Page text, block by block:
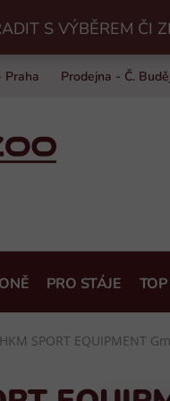
S VÝBĚREM ČI
Praha Prodejna - Č.
PRO STÁJE
HKM SPORT EQUIPMENT